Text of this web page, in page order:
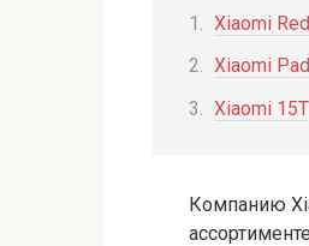
Xiaomi
Xiaomi
Xiaomi 15T
Компанию